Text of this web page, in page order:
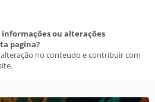
informações ou alterações
pagina?
no conteudo e contribuir com